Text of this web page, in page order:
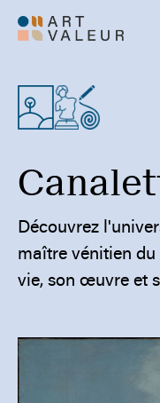
Découvrez
maître vénitien du
vie, son œuvre et